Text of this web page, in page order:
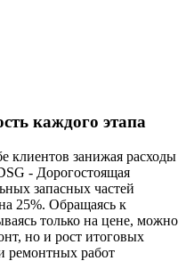
каждого этапа
клиентов занижая расходы
- Дорогостоящая
запасных частей
25%. Обращаясь к
только на цене, можно
но и рост итоговых
ремонтных работ